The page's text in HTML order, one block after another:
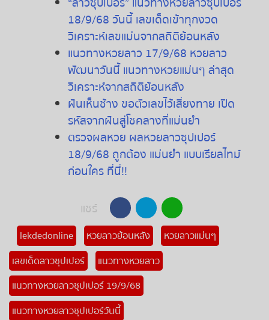
18/9/68 วันนี้ เลขเด็ดเข้าทุกงวด
วิเคราะห์เลขแม่นจากสถิติย้อนหลัง
แนวทางหวยลาว 17/9/68 หวยลาว
พัฒนาวันนี้ แนวทางหวยแม่นๆ ล่าสุด
วิเคราะห์จากสถิติย้อนหลัง
ฝันเห็นช้าง ขอตัวเลขไว้เสี่ยงทาย เปิด
รหัสจากฝันสู่โชคลางที่แม่นยำ
ตรวจผลหวย ผลหวยลาวซุปเปอร์
18/9/68 ถูกต้อง แม่นยำ แบบเรียลไทม์
ก่อนใคร ที่นี่!!
แชร์
lekdedonline หวยลาวย้อนหลัง
หวยลาวแม่นๆ
เลขเด็ดลาวซุปเปอร์
แนวทางหวยลาว
แนวทางหวยลาวซุปเปอร์ 19/9/68
แนวทางหวยลาวซุปเปอร์วันนี้